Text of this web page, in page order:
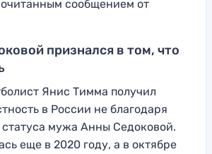
сообщением от
признался в том, что
Янис Тимма получил
в России не благодаря
статуса мужа Анны Седоковой.
еще в 2020 году, а в октябре